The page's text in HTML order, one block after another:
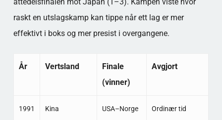
raskt en utslagskamp kan tippe når ett lag er mer
effektivt i boks og mer presist i overgangene.
År Vertsland
Finale
(vinner)
Avgjort
1991 Kina
USA–Norge
Ordinær tid